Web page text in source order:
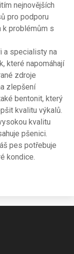
nejnovějších
pro podporu
k problémům s
a specialisty na
které napomáhají
zdroje
zlepšení
bentonit, který
kvalitu výkalů.
kvalitu
pšenici.
pes potřebuje
kondice.